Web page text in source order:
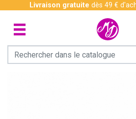
Livraison gratuite dès 49 €